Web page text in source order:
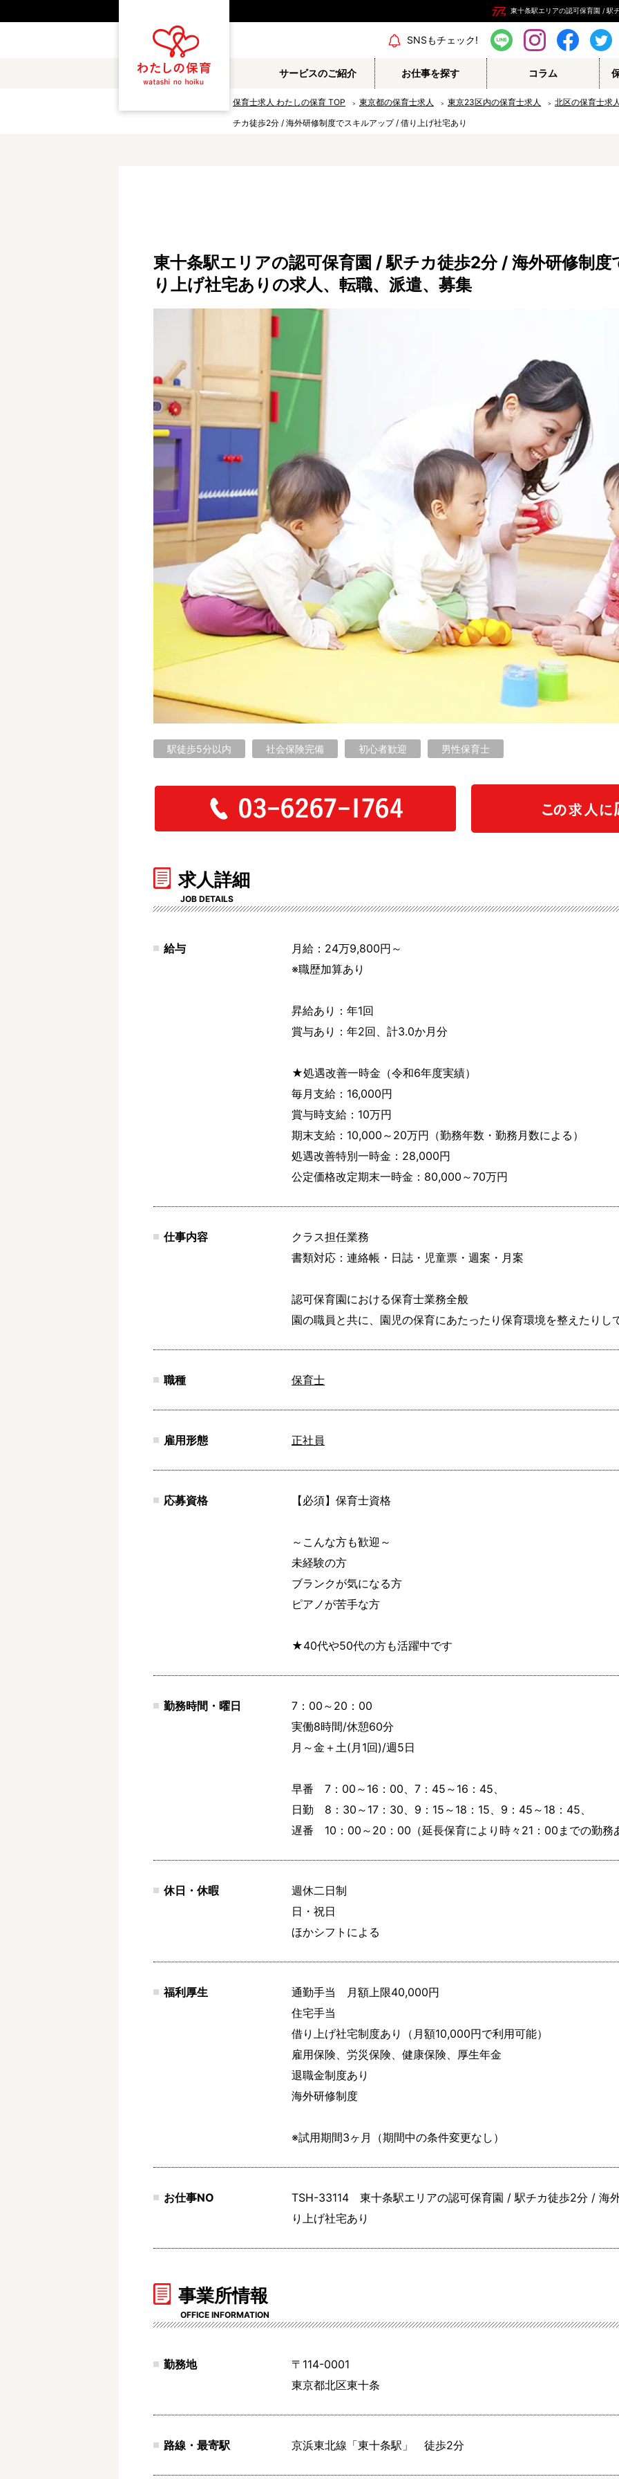
東十条駅エリアの認可保育園 / 駅
SNSもチェック!
サービスのご紹介 お仕事を探す コラム
保育士求人 わたしの保育 TOP 東京都の保育士求人 東京23区内の保育士求人
北区の保育士求
チカ徒歩2分 / 海外研修制度でスキルアップ / 借り上げ社宅あり
東十条駅エリアの認可保育園 / 駅チカ徒歩2分 / 海外研修制
り上げ社宅ありの求人、転職、派遣、募集
駅徒歩5分以内 社会保険完備 初心者歓迎 男性保育士
求人詳細
JOB DETAILS
給与
月給：24万9,800円～
※職歴加算あり
昇給あり：年1回
賞与あり：年2回、計3.0か月分
★処遇改善一時金（令和6年度実績）
毎月支給：16,000円
賞与時支給：10万円
期末支給：10,000～20万円（勤務年数・勤務月数による）
処遇改善特別一時金：28,000円
公定価格改定期末一時金：80,000～70万円
仕事内容
クラス担任業務
書類対応：連絡帳・日誌・児童票・週案・月案
認可保育園における保育士業務全般
園の職員と共に、園児の保育にあたったり保育環境を整えたりし
職種 保育士
雇用形態 正社員
応募資格 【必須】保育士資格
～こんな方も歓迎～
未経験の方
ブランクが気になる方
ピアノが苦手な方
★40代や50代の方も活躍中です
勤務時間・曜日
7：00～20：00
実働8時間/休憩60分
月～金＋土(月1回)/週5日
早番　7：00～16：00、7：45～16：45、
日勤　8：30～17：30、9：15～18：15、9：45～18：45、
遅番　10：00～20：00（延長保育により時々21：00までの勤務
休日・休暇
週休二日制
日・祝日
ほかシフトによる
福利厚生
通勤手当　月額上限40,000円
住宅手当
借り上げ社宅制度あり（月額10,000円で利用可能）
雇用保険、労災保険、健康保険、厚生年金
退職金制度あり
海外研修制度
※試用期間3ヶ月（期間中の条件変更なし）
お仕事NO
TSH-33114 東十条駅エリアの認可保育園 / 駅チカ徒歩2分 / 海
り上げ社宅あり
事業所情報
OFFICE INFORMATION
勤務地
〒114-0001
東京都北区東十条
路線・最寄駅 京浜東北線「東十条駅」　徒歩2分
エリア情報
私立認可保育園 認定こども園
幼稚園
認可外保育園 病院内保育所
テンダーの運営施設
土日祝休み
駅徒歩5分以
15時までのお仕事
16時以降ス
週3日以内 土日祝のお仕事
夜勤のお仕事
書類対応なし 社会保険完備
住宅手当・
初心者歓迎 男性保育士
当社スタッ
マイカー通勤OK 小規模保育園
社会福祉法人
単発保育士として働く！
〜